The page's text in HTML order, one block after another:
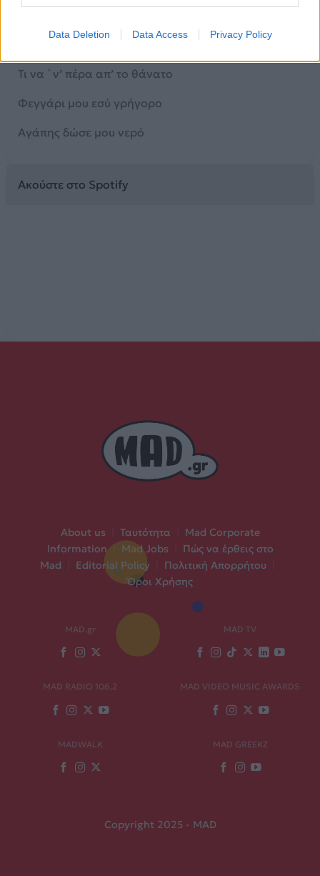
Data Deletion Data Access Privacy Policy
Κλαδί ροδιάς ολάνθιστο
Τι να `ν’ πέρα απ’ το θάνατο
Φεγγάρι μου εσύ γρήγορο
Αγάπης δώσε μου νερό
Ακούστε στο Spotify
About us Ταυτότητα
Mad Corporate
Information | Mad Jobs
Πώς να έρθεις στο
Mad
Editorial Policy Πολιτική Απορρήτου
Όροι Χρήσης
MAD.gr MAD TV
MAD RADIO 106,2 MAD VIDEO MUSIC AWARDS
MADWALK MAD GREEKZ
Copyright 2025 - MAD